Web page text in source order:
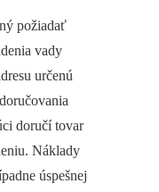
požiadať
vady
určenú
doručí tovar
Náklady
úspešnej